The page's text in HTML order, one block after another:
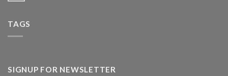
TAGS
SIGNUP FOR NEWSLETTER